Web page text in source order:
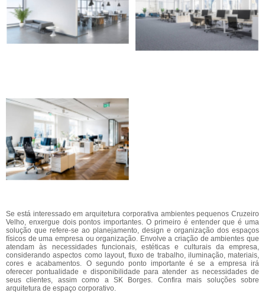
Se está interessado em arquitetura corporativa ambientes pequenos Cruzeiro
Velho, enxergue dois pontos importantes. O primeiro é entender que é uma
solução que refere-se ao planejamento, design e organização dos espaços
físicos de uma empresa ou organização. Envolve a criação de ambientes que
atendam às necessidades funcionais, estéticas e culturais da empresa,
considerando aspectos como layout, fluxo de trabalho, iluminação, materiais,
cores e acabamentos. O segundo ponto importante é se a empresa irá
oferecer pontualidade e disponibilidade para atender as necessidades de
seus clientes, assim como a SK Borges. Confira mais soluções sobre
arquitetura de espaço corporativo.